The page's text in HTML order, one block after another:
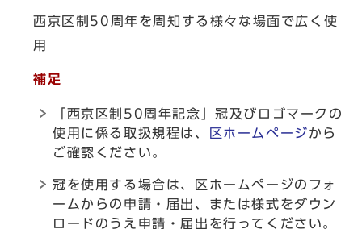
西京区制50周年を周知する様々な場面で広く使
用
補足
「西京区制50周年記念」冠及びロゴマークの
使用に係る取扱規程は、
区ホームページから
ご確認ください。
冠を使用する場合は、区ホームページのフォ
ームからの申請・届出、または様式をダウン
ロードのうえ申請・届出を行ってください。